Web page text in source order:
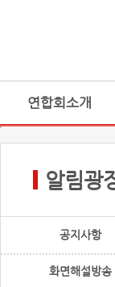
연합회소개
알림광
공지사항
화면해설방송